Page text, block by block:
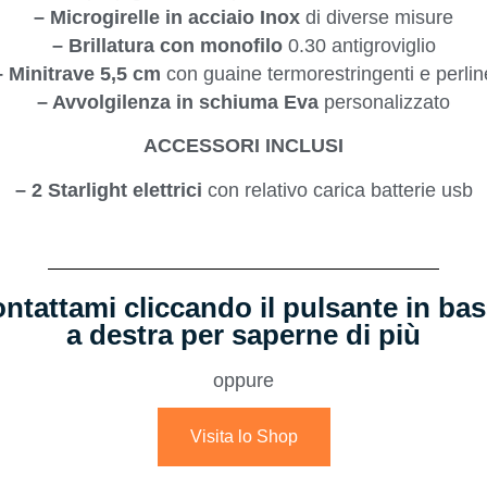
– Microgirelle in acciaio Inox di diverse misure
– Brillatura con monofilo0.30 antigroviglio
Minitrave 5,5 cm con guaine termorestringenti e
– Avvolgilenza in schiuma Eva personalizzato
ACCESSORI INCLUSI
– 2 Starlight elettrici con relativo carica batterie usb
cliccando il pulsante in
a destra per saperne di più
oppure
Visita lo Shop